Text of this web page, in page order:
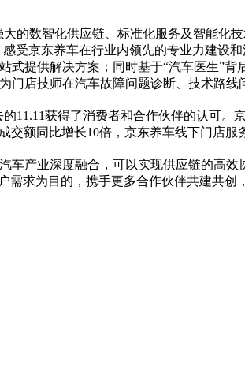
的数智化供应链、标准化服务及智能化
受京东养车在行业内领先的专业力建设
提供解决方案；同时基于“汽车医生”
店技师在汽车故障问题诊断、技术路
11.11获得了消费者和合作伙伴的认可。
额同比增长10倍，京东养车线下门店
产业深度融合，可以实现供应链的高
求为目的，携手更多合作伙伴共建共创